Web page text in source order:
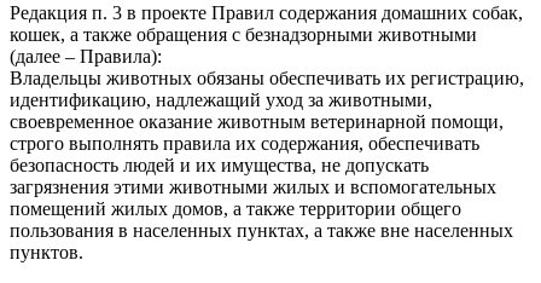
Редакция п. 3 в проекте Правил содержания домашних собак,
кошек, а также обращения с безнадзорными животными
(далее – Правила):
Владельцы животных обязаны обеспечивать их регистрацию,
идентификацию, надлежащий уход за животными,
своевременное оказание животным ветеринарной помощи,
строго выполнять правила их содержания, обеспечивать
безопасность людей и их имущества, не допускать
загрязнения этими животными жилых и вспомогательных
помещений жилых домов, а также территории общего
пользования в населенных пунктах, а также вне населенных
пунктов.